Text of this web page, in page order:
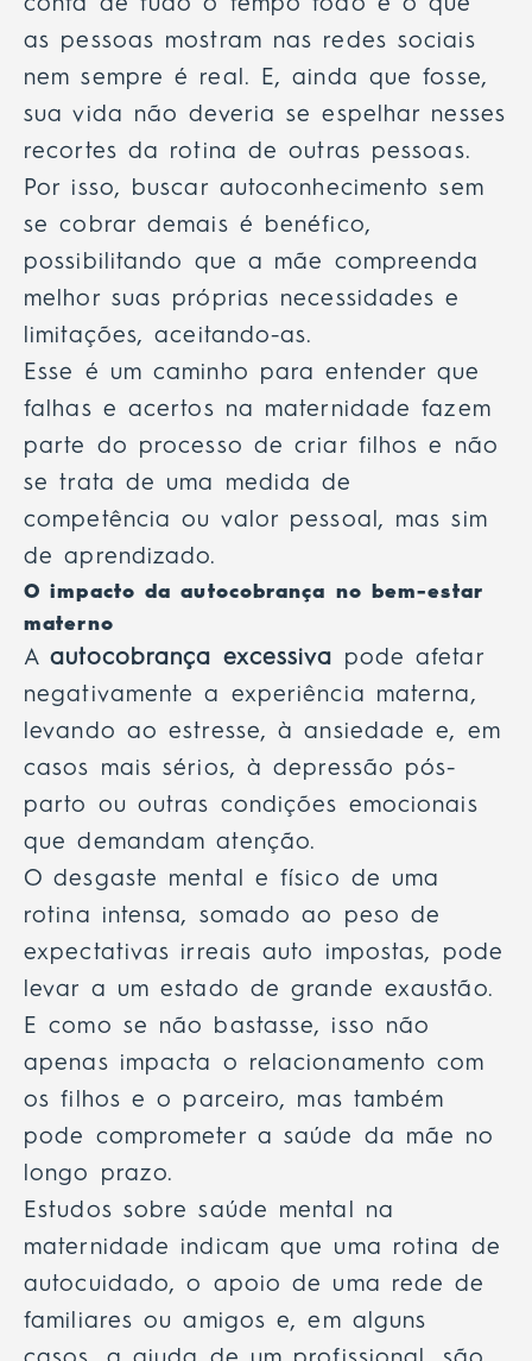
conta de tudo o tempo todo e o que
as pessoas mostram nas redes sociais
nem sempre é real. E, ainda que fosse,
sua vida não deveria se espelhar nesses
recortes da rotina de outras pessoas.
Por isso, buscar autoconhecimento sem
se cobrar demais é benéfico,
possibilitando que a mãe compreenda
melhor suas próprias necessidades e
limitações, aceitando-as.
Esse é um caminho para entender que
falhas e acertos na maternidade fazem
parte do processo de criar filhos e não
se trata de uma medida de
competência ou valor pessoal, mas sim
de aprendizado.
O impacto da autocobrança no bem-estar
materno
Aautocobrança excessiva pode afetar
negativamente a experiência materna,
levando ao estresse, à ansiedade e, em
casos mais sérios, à depressão pós-
parto ou outras condições emocionais
que demandam atenção.
O desgaste mental e físico de uma
rotina intensa, somado ao peso de
expectativas irreais auto impostas, pode
levar a um estado de grande exaustão.
E como se não bastasse, isso não
apenas impacta o relacionamento com
os filhos e o parceiro, mas também
pode comprometer a saúde da mãe no
longo prazo.
Estudos sobre saúde mental na
maternidade indicam que uma rotina de
autocuidado, o apoio de uma rede de
familiares ou amigos e, em alguns